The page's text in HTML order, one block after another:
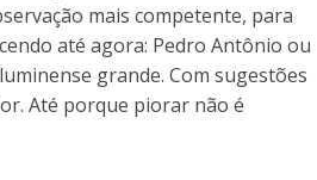
mais competente, para
até agora: Pedro Antônio ou
grande. Com sugestões
Até porque piorar não é